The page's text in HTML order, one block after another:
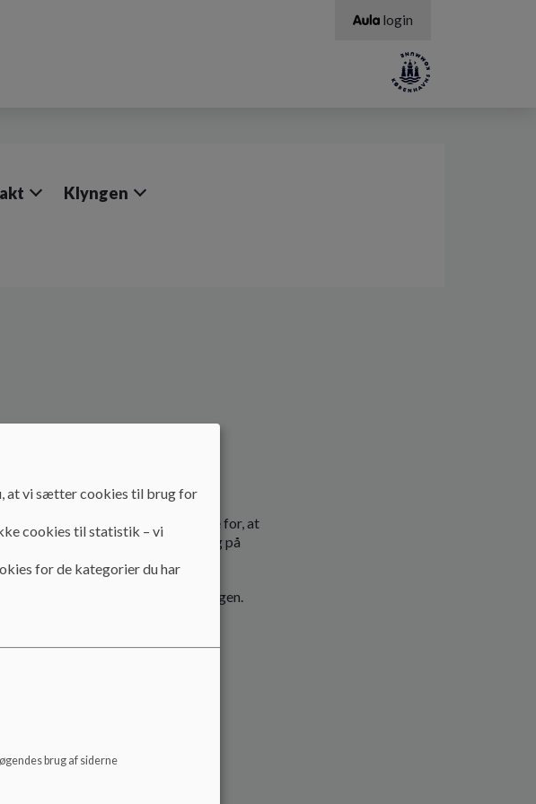
login
Klyngen
i Københavns Kommune
tilsyn på Københavns Kommunes
hjemmeside (kk.dk)
dagtilbud. Tilsynet skal sørge for, at
på dagligdagen i institutionen og på
fra Børne- og Ungdomsforvaltningen.
2023
løbende via de pædagogiske
formelt tilsynsbesøg.
at vi sætter cookies til brug for
cookies til statistik – vi
for de kategorier du har
brug af siderne